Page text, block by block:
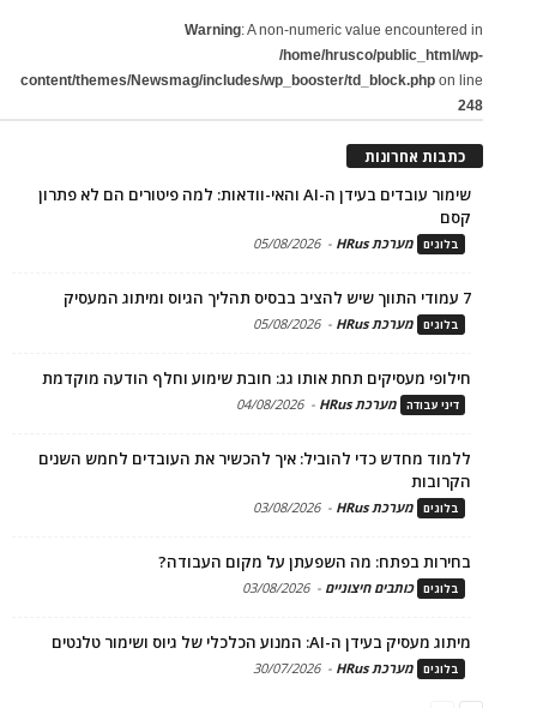
Warning: A non-numeric value encountered in
/home/hrusco/public_html/wp-
content/themes/Newsmag/includes/wp_booster/td_block.php on line
248
כתבות אחרונות
שימור עובדים בעידן ה-AI והאי-וודאות: למה פיטורים הם לא פתרון
קסם
בלוגים מערכת HRus -
05/08/2026
7 עמודי התווך שיש להציב בבסיס תהליך הגיוס ומיתוג המעסיק
בלוגים מערכת HRus -
05/08/2026
חילופי מעסיקים תחת אותו גג: חובת שימוע וחלף הודעה מוקדמת
דיני עבודה מערכת HRus -
04/08/2026
ללמוד מחדש כדי להוביל: איך להכשיר את העובדים לחמש השנים
הקרובות
בלוגים מערכת HRus -
03/08/2026
בחירות בפתח: מה השפעתן על מקום העבודה?
בלוגים כותבים חיצוניים -
03/08/2026
מיתוג מעסיק בעידן ה-AI: המנוע הכלכלי של גיוס ושימור טלנטים
בלוגים מערכת HRus -
30/07/2026